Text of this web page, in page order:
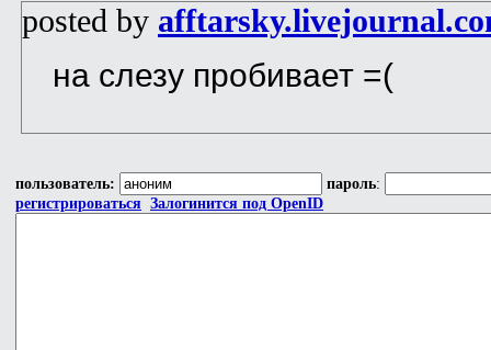
posted by
на слезу пробивает =(
пользователь: пароль:
регистрироваться Залогинится под OpenID